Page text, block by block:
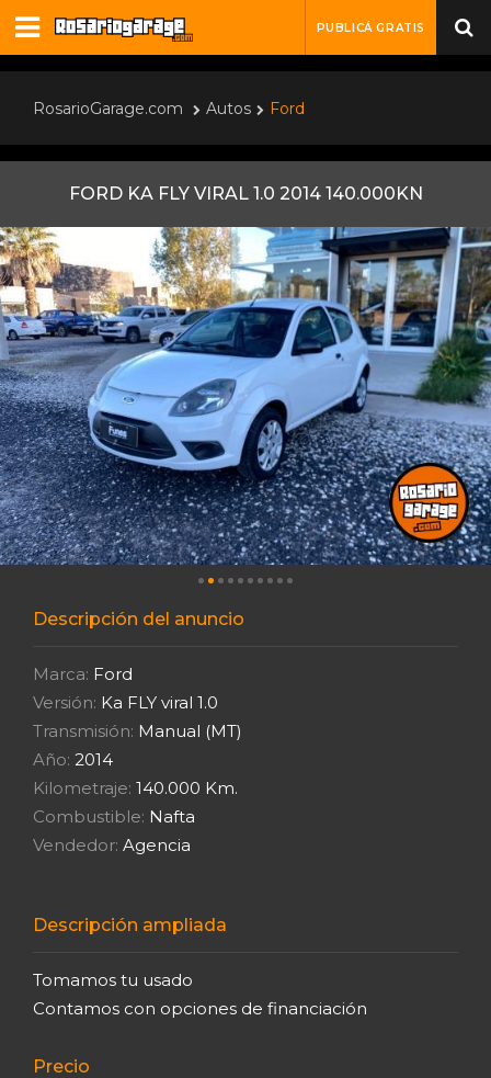
PUBLICÁ GRATIS
RosarioGarage.com Autos Ford
FORD KA FLY VIRAL 1.0 2014 140.000KN
Descripción del anuncio
Marca: Ford
Versión: Ka FLY viral 1.0
Transmisión: Manual (MT)
Año: 2014
Kilometraje: 140.000 Km.
Combustible: Nafta
Vendedor: Agencia
Descripción ampliada
Tomamos tu usado
Contamos con opciones de financiación
Precio